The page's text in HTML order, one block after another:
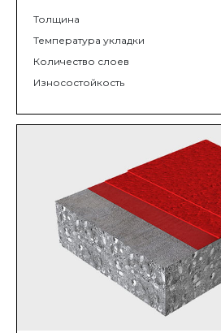
Толщина
Температура укладки
Количество слоев
Износостойкость